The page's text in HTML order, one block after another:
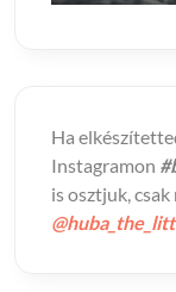
Ha
Instagramon
is osztjuk,